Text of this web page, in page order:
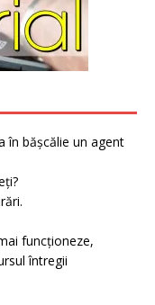
în bășcălie un agent
funcționeze,
întregii